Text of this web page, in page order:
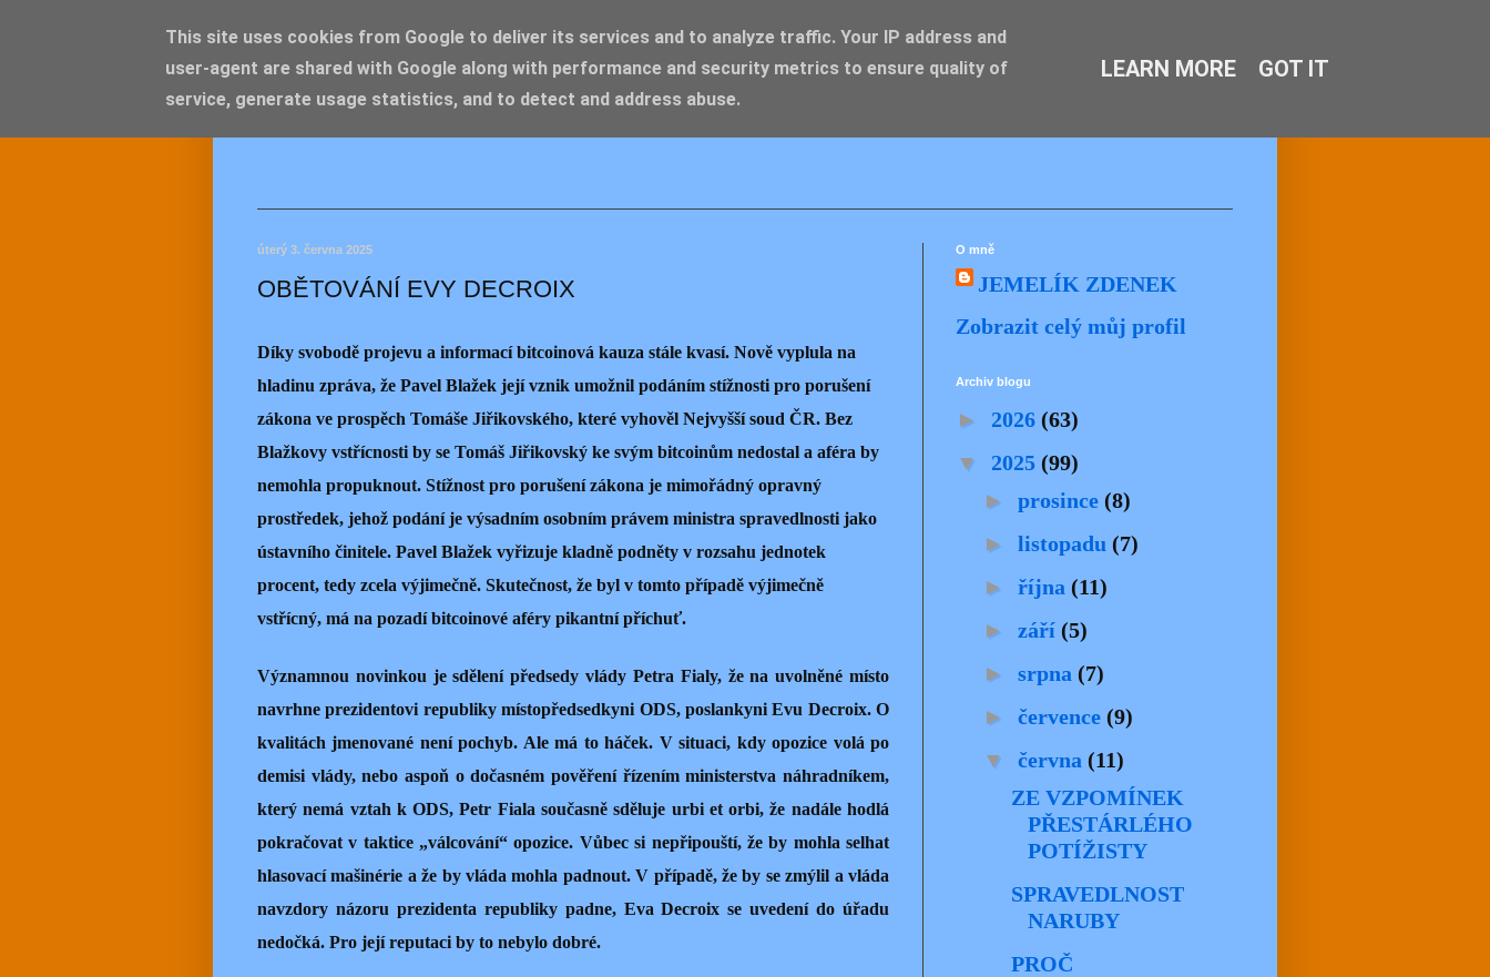
JEMELIK ZDENĚK
úterý 3. června 2025
OBĚTOVÁNÍ EVY DECROIX
Díky svobodě projevu a informací bitcoinová kauza stále kvasí. Nově vyplula na
hladinu zpráva, že Pavel Blažek její vznik umožnil podáním stížnosti pro porušení
zákona ve prospěch Tomáše Jiřikovského, které vyhověl Nejvyšší soud ČR. Bez
Blažkovy vstřícnosti by se Tomáš Jiřikovský ke svým bitcoinům nedostal a aféra by
nemohla propuknout. Stížnost pro porušení zákona je mimořádný opravný
prostředek, jehož podání je výsadním osobním právem ministra spravedlnosti jako
ústavního činitele. Pavel Blažek vyřizuje kladně podněty v rozsahu jednotek
procent, tedy zcela výjimečně. Skutečnost, že byl v tomto případě výjimečně
vstřícný, má na pozadí bitcoinové aféry pikantní příchuť.
Významnou novinkou je sdělení předsedy vlády Petra Fialy, že na uvolněné místo
navrhne prezidentovi republiky místopředsedkyni ODS, poslankyni Evu Decroix. O
kvalitách jmenované není pochyb. Ale má to háček. V situaci, kdy opozice volá po
demisi vlády, nebo aspoň o dočasném pověření řízením ministerstva náhradníkem,
který nemá vztah k ODS, Petr Fiala současně sděluje urbi et orbi, že nadále hodlá
pokračovat v taktice „válcování“ opozice. Vůbec si nepřipouští, že by mohla selhat
hlasovací mašinérie a že by vláda mohla padnout. V případě, že by se zmýlil a vláda
navzdory názoru prezidenta republiky padne, Eva Decroix se uvedení do úřadu
nedočká. Pro její reputaci by to nebylo dobré.
O mně
JEMELÍK ZDENEK
Zobrazit celý můj profil
Archiv blogu
► 2026 (63)
▼ 2025 (99)
► prosince (8)
► listopadu (7)
► října (11)
► září (5)
► srpna (7)
► července (9)
▼ června (11)
ZE VZPOMÍNEK
PŘESTÁRLÉHO
POTÍŽISTY
SPRAVEDLNOST
NARUBY
PROČ
This site uses cookies from Google to deliver its services and to analyze traffic. Your IP address and
user-agent are shared with Google along with performance and security metrics to ensure quality of
service, generate usage statistics, and to detect and address abuse.
LEARN MORE GOT IT